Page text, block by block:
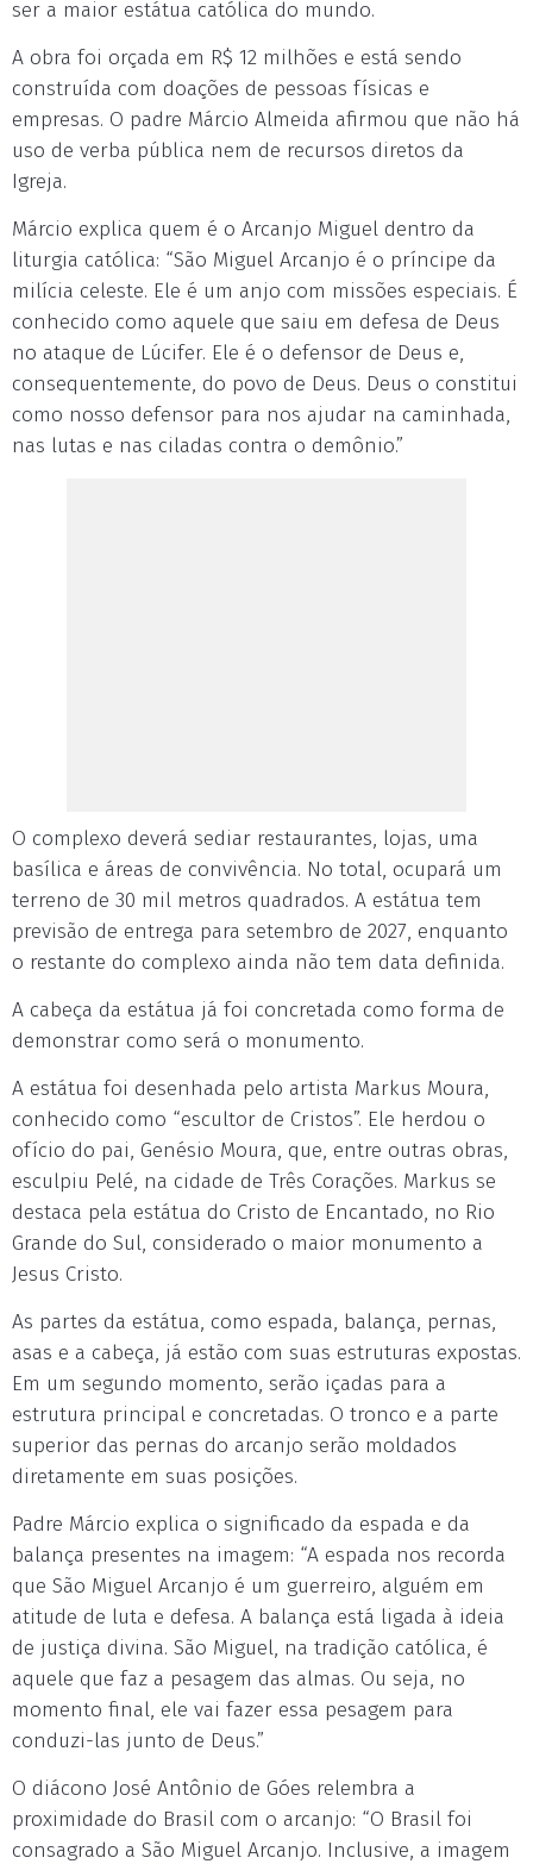
ser a maior estátua católica do mundo.
A obra foi orçada em R$ 12 milhões e está sendo
construída com doações de pessoas físicas e
empresas. O padre Márcio Almeida afirmou que não há
uso de verba pública nem de recursos diretos da
Igreja.
Márcio explica quem é o Arcanjo Miguel dentro da
liturgia católica: “São Miguel Arcanjo é o príncipe da
milícia celeste. Ele é um anjo com missões especiais. É
conhecido como aquele que saiu em defesa de Deus
no ataque de Lúcifer. Ele é o defensor de Deus e,
consequentemente, do povo de Deus. Deus o constitui
como nosso defensor para nos ajudar na caminhada,
nas lutas e nas ciladas contra o demônio.”
O complexo deverá sediar restaurantes, lojas, uma
basílica e áreas de convivência. No total, ocupará um
terreno de 30 mil metros quadrados. A estátua tem
previsão de entrega para setembro de 2027, enquanto
o restante do complexo ainda não tem data definida.
A cabeça da estátua já foi concretada como forma de
demonstrar como será o monumento.
A estátua foi desenhada pelo artista Markus Moura,
conhecido como “escultor de Cristos”. Ele herdou o
ofício do pai, Genésio Moura, que, entre outras obras,
esculpiu Pelé, na cidade de Três Corações. Markus se
destaca pela estátua do Cristo de Encantado, no Rio
Grande do Sul, considerado o maior monumento a
Jesus Cristo.
As partes da estátua, como espada, balança, pernas,
asas e a cabeça, já estão com suas estruturas expostas.
Em um segundo momento, serão içadas para a
estrutura principal e concretadas. O tronco e a parte
superior das pernas do arcanjo serão moldados
diretamente em suas posições.
Padre Márcio explica o significado da espada e da
balança presentes na imagem: “A espada nos recorda
que São Miguel Arcanjo é um guerreiro, alguém em
atitude de luta e defesa. A balança está ligada à ideia
de justiça divina. São Miguel, na tradição católica, é
aquele que faz a pesagem das almas. Ou seja, no
momento final, ele vai fazer essa pesagem para
conduzi-las junto de Deus.”
O diácono José Antônio de Góes relembra a
proximidade do Brasil com o arcanjo: “O Brasil foi
consagrado a São Miguel Arcanjo. Inclusive, a imagem